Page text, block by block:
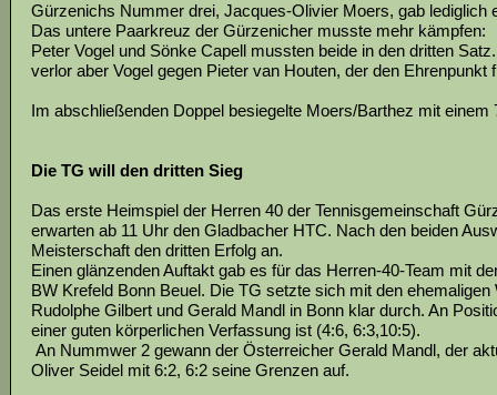
Gürzenichs Nummer drei, Jacques-Olivier Moers, gab
Das untere Paarkreuz der Gürzenicher musste mehr kämpfen:
Peter Vogel und Sönke Capell mussten beide in den dritten
verlor aber Vogel gegen Pieter van Houten, der den Ehrenpunkt
Im abschließenden Doppel besiegelte Moers/Barthez mit
Die TG will den dritten Sieg
Das erste Heimspiel der Herren 40 der Tennisgemeinschaft
erwarten ab 11 Uhr den Gladbacher HTC. Nach den beiden
Meisterschaft den dritten Erfolg an.
Einen glänzenden Auftakt gab es für das Herren-40-Team mit
BW Krefeld Bonn Beuel. Die TG setzte sich mit den
Rudolphe Gilbert und Gerald Mandl in Bonn klar durch. An
einer guten körperlichen Verfassung ist (4:6, 6:3,10:5).
An Nummwer 2 gewann der Österreicher Gerald Mandl, der
Oliver Seidel mit 6:2, 6:2 seine Grenzen auf.